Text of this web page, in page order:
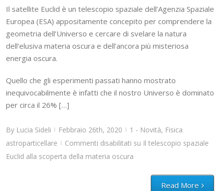
Il satellite Euclid è un telescopio spaziale dell’Agenzia Spaziale
Europea (ESA) appositamente concepito per comprendere la
geometria dell’Universo e cercare di svelare la natura
dell’elusiva materia oscura e dell’ancora più misteriosa
energia oscura.
Quello che gli esperimenti passati hanno mostrato
inequivocabilmente è infatti che il nostro Universo è dominato
per circa il 26% […]
By Lucia Sideli | Febbraio 26th, 2020 | 1 - Novità, Fisica
astroparticellare
| Commenti disabilitati su Il telescopio spaziale
Euclid alla scoperta della materia oscura
Read More